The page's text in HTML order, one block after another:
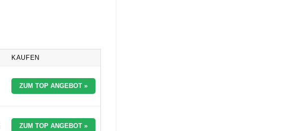
KAUFEN
ZUM TOP ANGEBOT »
ZUM TOP ANGEBOT »